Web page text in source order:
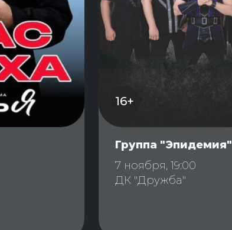
16+
Группа "Эпидемия"
7 ноября, 19:00
ДК "Дружба"